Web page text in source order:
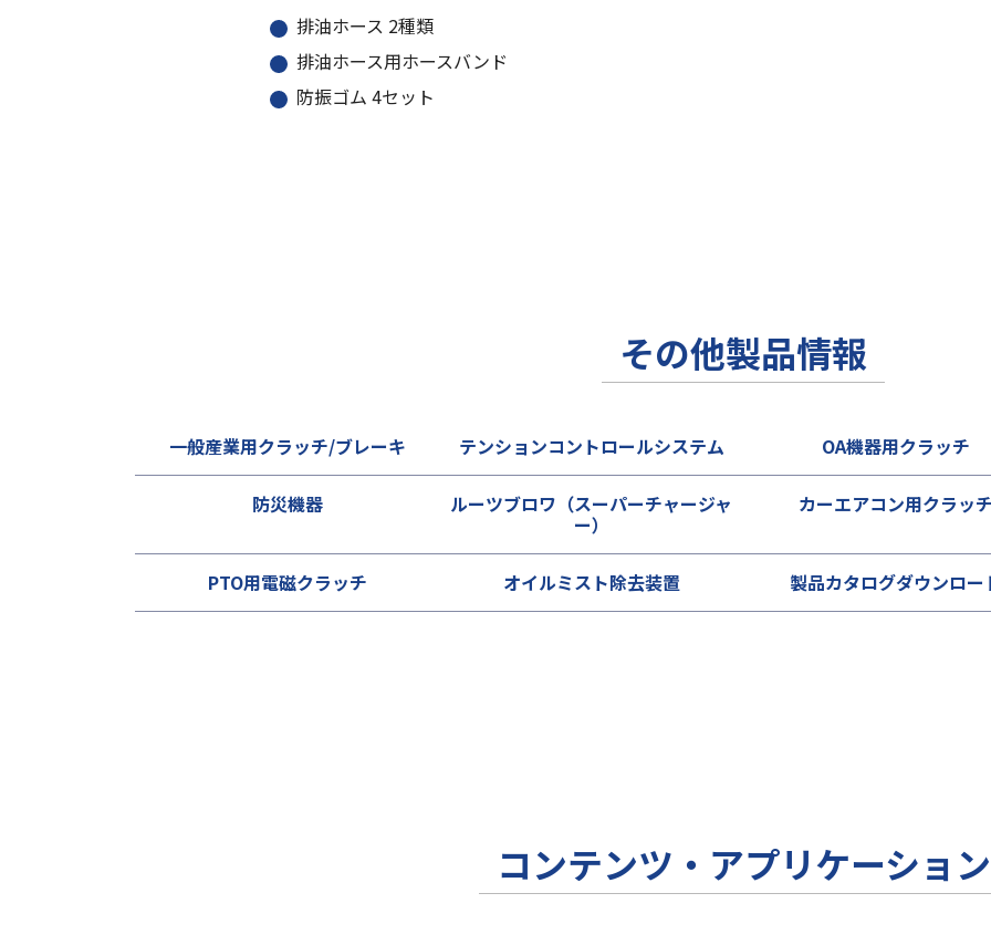
排油ホース 2種類
排油ホース用ホースバンド
防振ゴム 4セット
その他製品情報
一般産業用クラッチ/ブレーキ テンションコントロールシステム OA機器用クラッチ
防災機器 ルーツブロワ（スーパーチャージャ
ー）
カーエアコン用クラッ
PTO用電磁クラッチ オイルミスト除去装置 製品カタログダウンロー
コンテンツ・アプリケーション